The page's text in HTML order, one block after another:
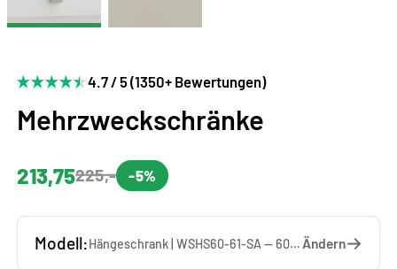
4.7 / 5 (1350+ Bewertungen)
Mehrzweckschränke
213,75225,- -5%
Modell: Hängeschrank | WSHS60-61-SA — 60 x 61 x 37 cm Ändern